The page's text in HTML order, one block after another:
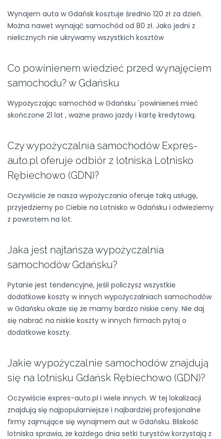
Wynajem auta w Gdańsk kosztuje średnio 120 zł za dzień.
Można nawet wynająć samochód od 80 zł. Jako jedni z
nielicznych nie ukrywamy wszystkich kosztów
Co powinienem wiedzieć przed wynajęciem
samochodu? w Gdańsku
Wypożyczając samochód w Gdańsku `powinieneś mieć
skończone 21 lat , ważne prawo jazdy i kartę kredytową.
Czy wypożyczalnia samochodów Expres-
auto.pl oferuje odbiór z lotniska Lotnisko
Rębiechowo (GDN)?
Oczywiście że nasza wypożyczania oferuje taką usługę,
przyjedziemy po Ciebie na Lotnisko w Gdańsku i odwieziemy
z powrotem na lot.
Jaka jest najtańsza wypożyczalnia
samochodów Gdańsku?
Pytanie jest tendencyjne, jeśli policzysz wszystkie
dodatkowe koszty w innych wypożyczalniach samochodów
w Gdańsku okaże się że mamy bardzo niskie ceny. Nie daj
się nabrać na niskie koszty w innych firmach pytaj o
dodatkowe koszty.
Jakie wypożyczalnie samochodów znajdują
się na lotnisku Gdańsk Rębiechowo (GDN)?
Oczywiście expres-auto.pl i wiele innych. W tej lokalizacji
znajdują się najpopularniejsze i najbardziej profesjonalne
firmy zajmujące się wynajmem aut w Gdańsku. Bliskość
lotniska sprawia, że każdego dnia setki turystów korzystają z